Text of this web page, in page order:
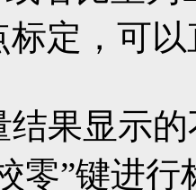
标定，可
结果显示
零”键进行